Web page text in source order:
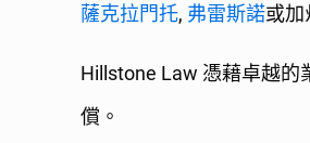
薩克拉門托, 弗雷斯諾或加
Hillstone Law 憑藉卓越
償。